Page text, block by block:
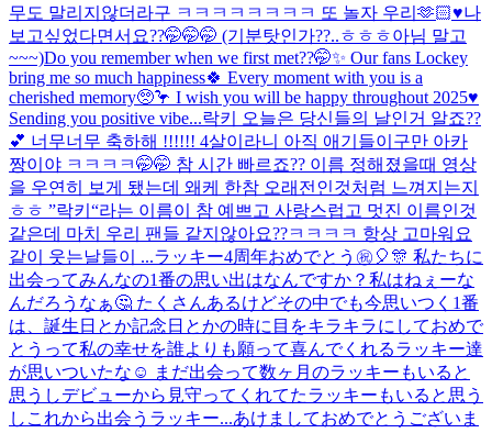
무도 말리지않더라구 ㅋㅋㅋㅋㅋㅋㅋㅋ 또 놀자 우리🫶🏻♥️나
보고싶었다면서요??🤭🤭🤭 (기분탓인가??..ㅎㅎㅎ아님 말고
~~~)Do you remember when we first met??🤭✨ Our fans Lockey
bring me so much happiness🍀 Every moment with you is a
cherished memory🥺🦩 I wish you will be happy throughout 2025♥️
Sending you positive vibe...락키 오늘은 당신들의 날인거 알죠??
💕 너무너무 축하해 !!!!!! 4살이라니 아직 애기들이구만 아카
짱이야 ㅋㅋㅋㅋ🤭🤭 참 시간 빠르죠?? 이름 정해졌을때 영상
을 우연히 보게 됐는데 왜케 한참 오래전인것처럼 느껴지는지
ㅎㅎ ”락키“라는 이름이 참 예쁘고 사랑스럽고 멋진 이름인것
같은데 마치 우리 팬들 같지않아요??ㅋㅋㅋㅋ 항상 고마워요
같이 웃는날들이 ...ラッキー4周年おめでとう㊗️🎈🎊 私たちに
出会ってみんなの1番の思い出はなんですか？私はねぇーな
んだろうなぁ🤔 たくさんあるけどその中でも今思いつく1番
は、誕生日とか記念日とかの時に目をキラキラにしておめで
とうって私の幸せを誰よりも願って喜んでくれるラッキー達
が思いついたな☺️ まだ出会って数ヶ月のラッキーもいると
思うしデビューから見守ってくれてたラッキーもいると思う
しこれから出会うラッキー...あけましておめでとうございま